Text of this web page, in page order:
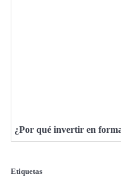
¿Por qué invertir en
Etiquetas